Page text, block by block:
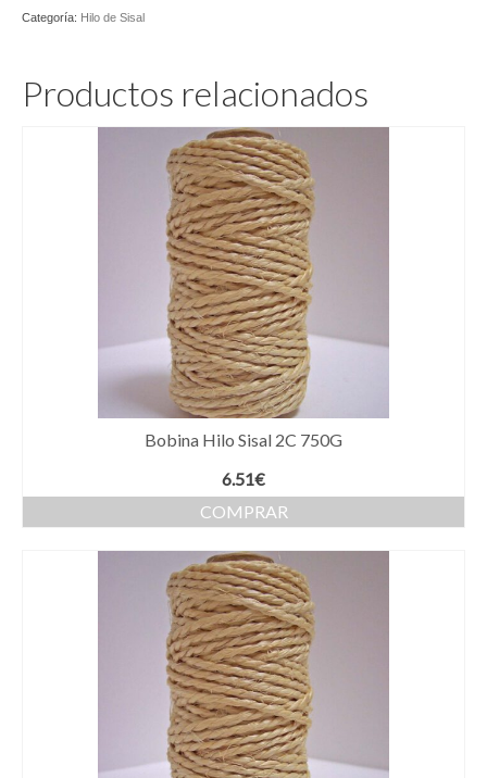
cantidad
Categoría: Hilo de Sisal
Productos relacionados
Bobina Hilo Sisal 2C 750G
6.51€
COMPRAR